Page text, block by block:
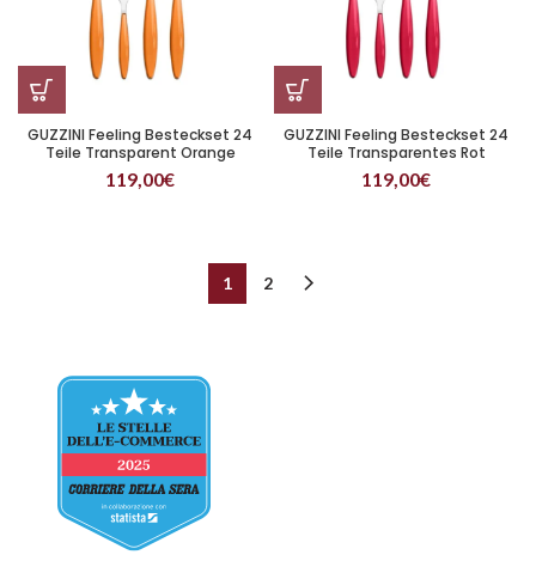
GUZZINI Feeling Besteckset 24
Teile Transparent Orange
119,00€
GUZZINI Feeling Besteckset 24
Teile Transparentes Rot
119,00€
1 2